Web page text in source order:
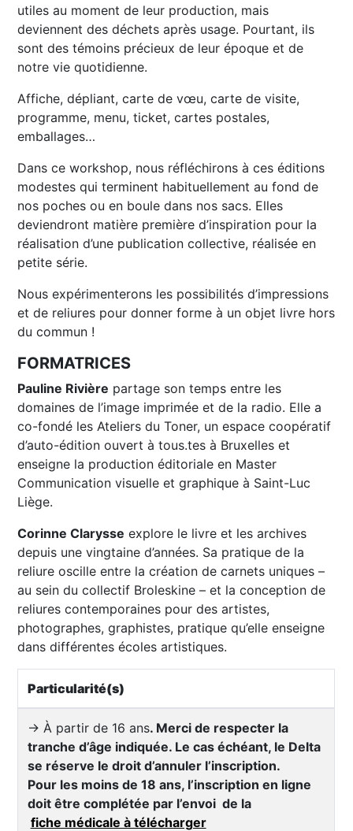
utiles au moment de leur production, mais
deviennent des déchets après usage. Pourtant, ils
sont des témoins précieux de leur époque et de
notre vie quotidienne.
Affiche, dépliant, carte de vœu, carte de visite,
programme, menu, ticket, cartes postales,
emballages…
Dans ce workshop, nous réfléchirons à ces éditions
modestes qui terminent habituellement au fond de
nos poches ou en boule dans nos sacs. Elles
deviendront matière première d’inspiration pour la
réalisation d’une publication collective, réalisée en
petite série.
Nous expérimenterons les possibilités d’impressions
et de reliures pour donner forme à un objet livre hors
du commun !
FORMATRICES
Pauline Rivière partage son temps entre les
domaines de l’image imprimée et de la radio. Elle a
co-fondé les Ateliers du Toner, un espace coopératif
d’auto-édition ouvert à tous.tes à Bruxelles et
enseigne la production éditoriale en Master
Communication visuelle et graphique à Saint-Luc
Liège.
Corinne Clarysse explore le livre et les archives
depuis une vingtaine d’années. Sa pratique de la
reliure oscille entre la création de carnets uniques –
au sein du collectif Broleskine – et la conception de
reliures contemporaines pour des artistes,
photographes, graphistes, pratique qu’elle enseigne
dans différentes écoles artistiques.
Particularité(s)
→ À partir de 16 ans. Merci de respecter la
tranche d’âge indiquée. Le cas échéant, le Delta
se réserve le droit d’annuler l’inscription.
Pour les moins de 18 ans, l’inscription en ligne
doit être complétée par l’envoi de la
fiche médicale à télécharger